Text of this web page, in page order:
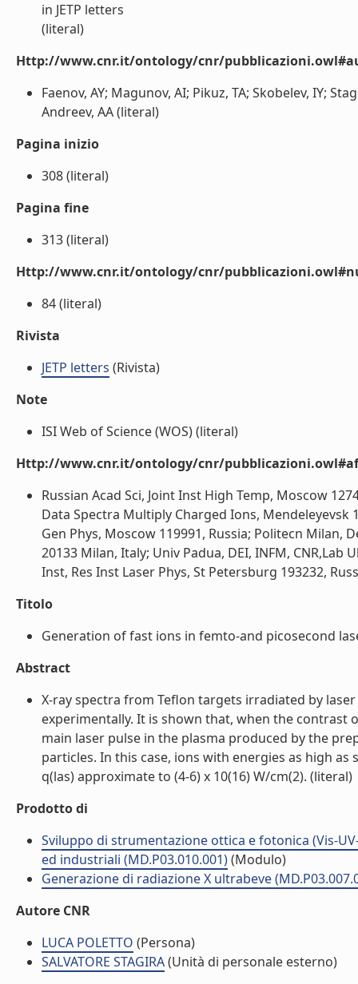
in JETP letters
(literal)
Http://www.cnr.it/ontology/cnr/
Faenov, AY; Magunov, AI; Pikuz, TA; Skobelev, IY;
Andreev, AA (literal)
Pagina inizio
308 (literal)
Pagina fine
313 (literal)
Http://www.cnr.it/ontology/cnr/
84 (literal)
Rivista
JETP letters (Rivista)
Note
ISI Web of Science (WOS) (literal)
Http://www.cnr.it/ontology/cnr/
Russian Acad Sci, Joint Inst High Temp, Moscow
Data Spectra Multiply Charged Ions, Mendeleyevsk
Gen Phys, Moscow 119991, Russia; Politecn Milan,
20133 Milan, Italy; Univ Padua, DEI, INFM, CNR,Lab
Inst, Res Inst Laser Phys, St Petersburg 193232,
Titolo
Generation of fast ions in femto-and picosecond
Abstract
X-ray spectra from Teflon targets irradiated by
experimentally. It is shown that, when the contrast
main laser pulse in the plasma produced by the
particles. In this case, ions with energies as high
q(las) approximate to (4-6) x 10(16) W/cm(2). (literal)
Prodotto di
Sviluppo di strumentazione ottica e fotonica (Vis-
ed industriali (MD.P03.010.001)(Modulo)
Generazione di radiazione X ultrabeve
Autore CNR
LUCA POLETTO (Persona)
SALVATORE STAGIRA(Unità di personale esterno)